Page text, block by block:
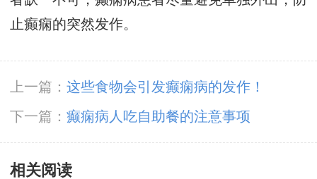
止癫痫的突然发作。
上一篇： 这些食物会引发癫痫病的发作！
下一篇： 癫痫病人吃自助餐的注意事项
相关阅读